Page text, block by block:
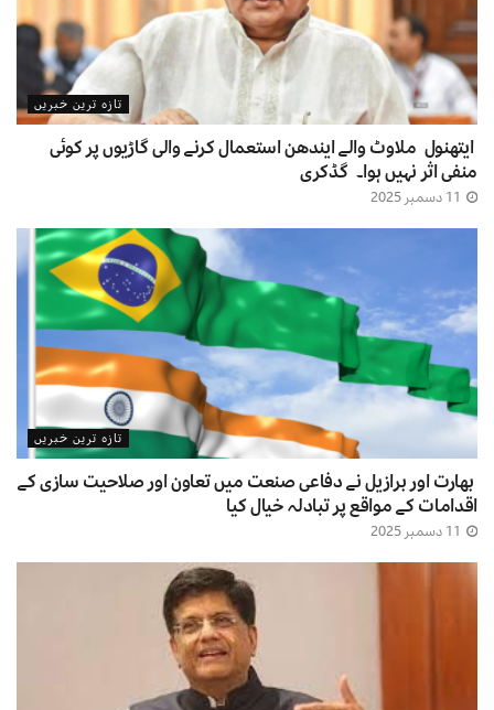
تازہ ترین خبریں
ایتھنول ملاوٹ والے ایندھن استعمال کرنے والی گاڑیوں پر کوئی
منفی اثر نہیں ہوا۔ گڈکری
تازہ ترین خبریں
بھارت اور برازیل نے دفاعی صنعت میں تعاون اور صلاحیت سازی کے
اقدامات کے مواقع پر تبادلہ خیال کیا